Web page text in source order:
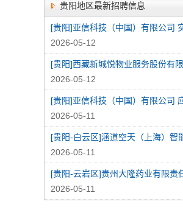
贵阳地区最新招聘信息
2026-05-12
[贵阳]西藏新城悦物业服务股份有
2026-05-12
[贵阳]亚信科技（中国）有限公司
2026-05-11
2026-05-11
[贵阳-云岩区]贵州大隆药业有限责
2026-05-11